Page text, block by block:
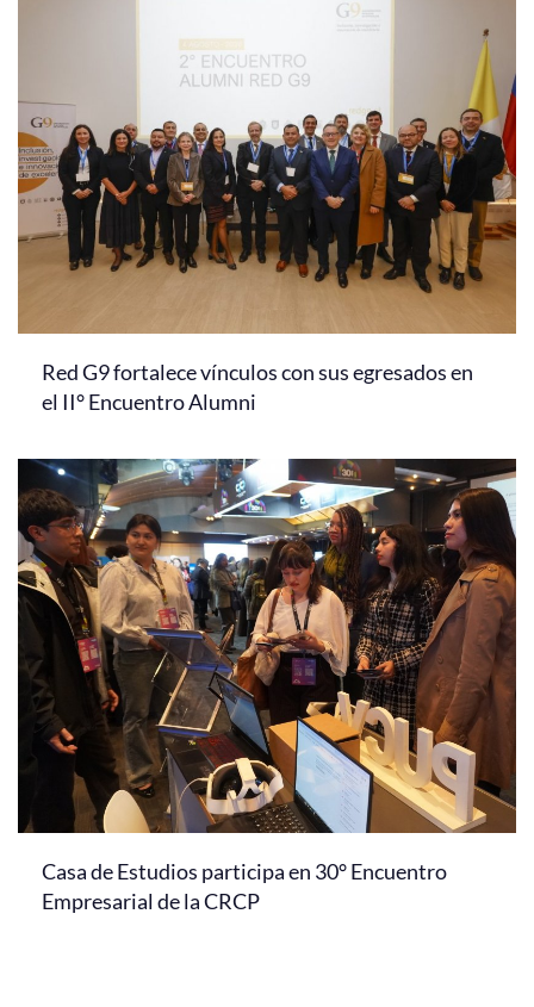
Red G9 fortalece vínculos con sus egresados en
el II° Encuentro Alumni
Casa de Estudios participa en 30° Encuentro
Empresarial de la CRCP